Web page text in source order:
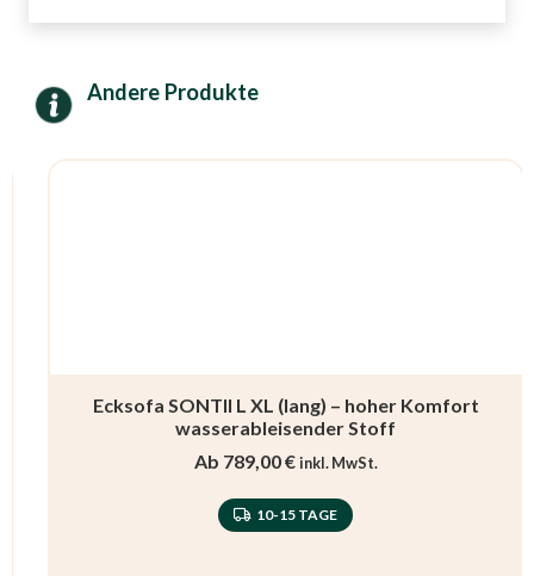
Andere Produkte
Ecksofa SONTII L XL (lang) – hoher Komfort
wasserableisender Stoff
Ab789,00€inkl. MwSt.
10-15 TAGE